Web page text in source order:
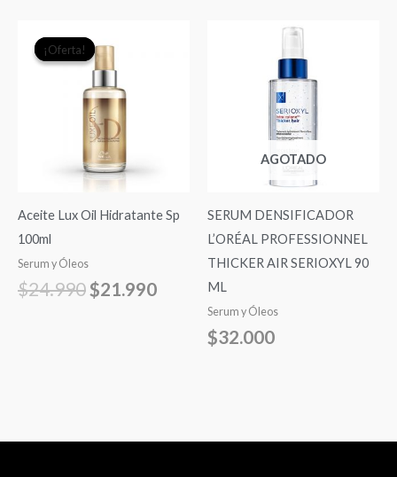
¡Oferta!
¡Oferta!
Aceite Lux Oil Hidratante Sp
100ml
Serum y Óleos
$24.990
precio
original
era:
$24.990.
$21.990
AGOTADO
SERUM DENSIFICADOR
L’ORÉAL PROFESSIONNEL
THICKER AIR SERIOXYL 90
ML
Serum y Óleos
$32.000